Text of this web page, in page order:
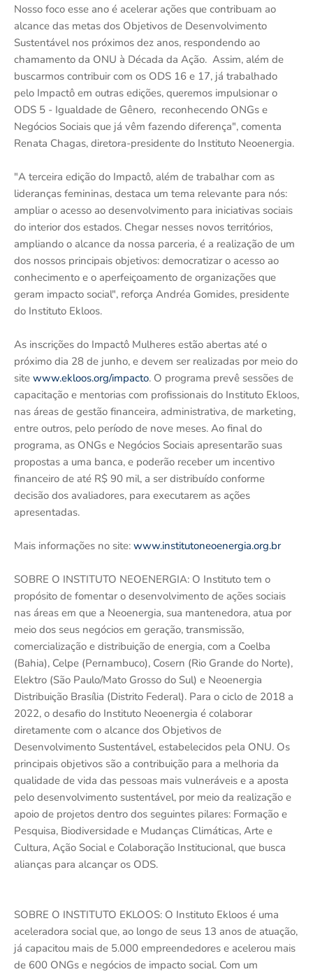
Nosso foco esse ano é acelerar ações que contribuam ao
alcance das metas dos Objetivos de Desenvolvimento
Sustentável nos próximos dez anos, respondendo ao
chamamento da ONU à Década da Ação. Assim, além de
buscarmos contribuir com os ODS 16 e 17, já trabalhado
pelo Impactô em outras edições, queremos impulsionar o
ODS 5 - Igualdade de Gênero, reconhecendo ONGs e
Negócios Sociais que já vêm fazendo diferença", comenta
Renata Chagas, diretora-presidente do Instituto Neoenergia.
"A terceira edição do Impactô, além de trabalhar com as
lideranças femininas, destaca um tema relevante para nós:
ampliar o acesso ao desenvolvimento para iniciativas sociais
do interior dos estados. Chegar nesses novos territórios,
ampliando o alcance da nossa parceria, é a realização de um
dos nossos principais objetivos: democratizar o acesso ao
conhecimento e o aperfeiçoamento de organizações que
geram impacto social", reforça Andréa Gomides, presidente
do Instituto Ekloos.
As inscrições do Impactô Mulheres estão abertas até o
próximo dia 28 de junho, e devem ser realizadas por meio do
site www.ekloos.org/impacto. O programa prevê sessões de
capacitação e mentorias com profissionais do Instituto Ekloos,
nas áreas de gestão financeira, administrativa, de marketing,
entre outros, pelo período de nove meses. Ao final do
programa, as ONGs e Negócios Sociais apresentarão suas
propostas a uma banca, e poderão receber um incentivo
financeiro de até R$ 90 mil, a ser distribuído conforme
decisão dos avaliadores, para executarem as ações
apresentadas.
Mais informações no site: www.institutoneoenergia.org.br
SOBRE O INSTITUTO NEOENERGIA: O Instituto tem o
propósito de fomentar o desenvolvimento de ações sociais
nas áreas em que a Neoenergia, sua mantenedora, atua por
meio dos seus negócios em geração, transmissão,
comercialização e distribuição de energia, com a Coelba
(Bahia), Celpe (Pernambuco), Cosern (Rio Grande do Norte),
Elektro (São Paulo/Mato Grosso do Sul) e Neoenergia
Distribuição Brasília (Distrito Federal). Para o ciclo de 2018 a
2022, o desafio do Instituto Neoenergia é colaborar
diretamente com o alcance dos Objetivos de
Desenvolvimento Sustentável, estabelecidos pela ONU. Os
principais objetivos são a contribuição para a melhoria da
qualidade de vida das pessoas mais vulneráveis e a aposta
pelo desenvolvimento sustentável, por meio da realização e
apoio de projetos dentro dos seguintes pilares: Formação e
Pesquisa, Biodiversidade e Mudanças Climáticas, Arte e
Cultura, Ação Social e Colaboração Institucional, que busca
alianças para alcançar os ODS.
SOBRE O INSTITUTO EKLOOS: O Instituto Ekloos é uma
aceleradora social que, ao longo de seus 13 anos de atuação,
já capacitou mais de 5.000 empreendedores e acelerou mais
de 600 ONGs e negócios de impacto social. Com um